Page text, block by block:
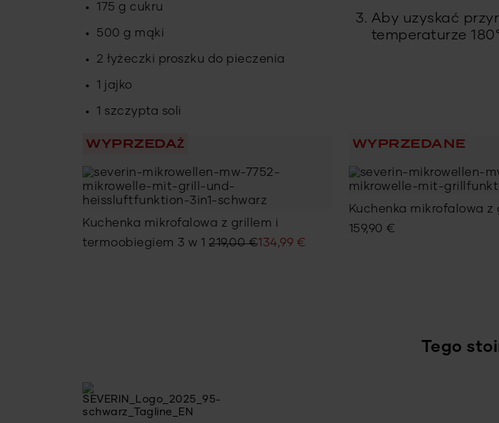
175 g cukru
500 g mąki
2 łyżeczki proszku do pieczenia
1 jajko
1 szczypta soli
Aby uzyskać
temperaturze
WYPRZEDAŻ
Kuchenka mikrofalowa z grillem i
termoobiegiem 3 w 1 219,00€
Pierwotna134,99 €
Aktualna
WYPRZEDANE
Kuchenka mikrofalowa z
159,90€
Tego